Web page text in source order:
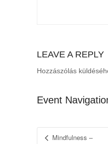
LEAVE A REPLY
Hozzászólás
Event
Mindfulness –